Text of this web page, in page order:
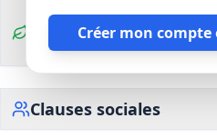
livrables exigés (rapports
risques, PGCSPS/PGC, DIUO,
registres‑journaux, comptes
réunions).
Application des prescriptions
réglementaires relatives à la
Créer mon compte
Clauses
environnementales
Clauses sociales